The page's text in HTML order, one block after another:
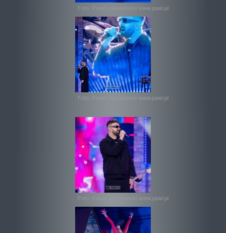
Foto: Pawel Jakubowski www.pawi.pl
Foto: Pawel Jakubowski www.pawi.pl
Foto: Pawel Jakubowski www.pawi.pl